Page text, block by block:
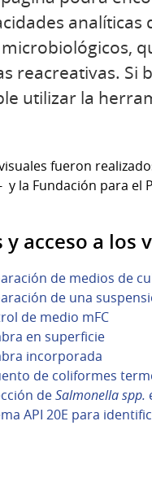
reacreativas. Si
utilizar la
fueron
y la Fundación para el
acceso a los
de medios de
de una
de medio mFC
en superficie
incorporada
de coliformes
deSalmonella spp.
API 20E para